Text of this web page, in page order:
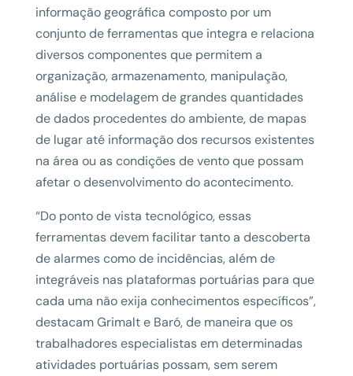
informação geográfica composto por um
conjunto de ferramentas que integra e relaciona
diversos componentes que permitem a
organização, armazenamento, manipulação,
análise e modelagem de grandes quantidades
de dados procedentes do ambiente, de mapas
de lugar até informação dos recursos existentes
na área ou as condições de vento que possam
afetar o desenvolvimento do acontecimento.
“Do ponto de vista tecnológico, essas
ferramentas devem facilitar tanto a descoberta
de alarmes como de incidências, além de
integráveis nas plataformas portuárias para que
cada uma não exija conhecimentos específicos”,
destacam Grimalt e Baró, de maneira que os
trabalhadores especialistas em determinadas
atividades portuárias possam, sem serem